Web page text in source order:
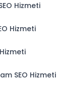
Hizmeti
Hizmeti
SEO Hizmeti